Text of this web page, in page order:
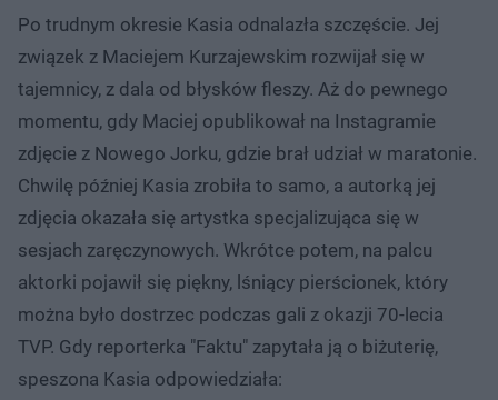
Po trudnym okresie Kasia odnalazła szczęście. Jej
związek z Maciejem Kurzajewskim rozwijał się w
tajemnicy, z dala od błysków fleszy. Aż do pewnego
momentu, gdy Maciej opublikował na Instagramie
zdjęcie z Nowego Jorku, gdzie brał udział w maratonie.
Chwilę później Kasia zrobiła to samo, a autorką jej
zdjęcia okazała się artystka specjalizująca się w
sesjach zaręczynowych. Wkrótce potem, na palcu
aktorki pojawił się piękny, lśniący pierścionek, który
można było dostrzec podczas gali z okazji 70-lecia
TVP. Gdy reporterka "Faktu" zapytała ją o biżuterię,
speszona Kasia odpowiedziała: